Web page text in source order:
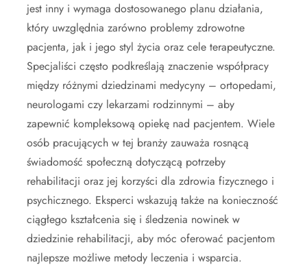
jest inny i wymaga dostosowanego planu działania,
który uwzględnia zarówno problemy zdrowotne
pacjenta, jak i jego styl życia oraz cele terapeutyczne.
Specjaliści często podkreślają znaczenie współpracy
między różnymi dziedzinami medycyny – ortopedami,
neurologami czy lekarzami rodzinnymi – aby
zapewnić kompleksową opiekę nad pacjentem. Wiele
osób pracujących w tej branży zauważa rosnącą
świadomość społeczną dotyczącą potrzeby
rehabilitacji oraz jej korzyści dla zdrowia fizycznego i
psychicznego. Eksperci wskazują także na konieczność
ciągłego kształcenia się i śledzenia nowinek w
dziedzinie rehabilitacji, aby móc oferować pacjentom
najlepsze możliwe metody leczenia i wsparcia.